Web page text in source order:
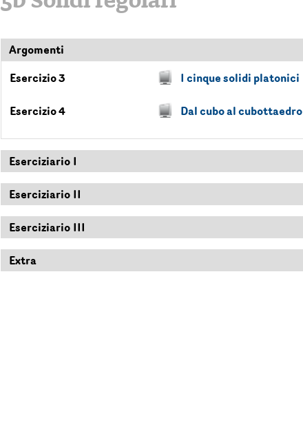
Argomenti
Esercizio 3
I cinque solidi platonici
Esercizio 4
Dal cubo al cubottaedro
Eserciziario I
Eserciziario II
Eserciziario III
Extra